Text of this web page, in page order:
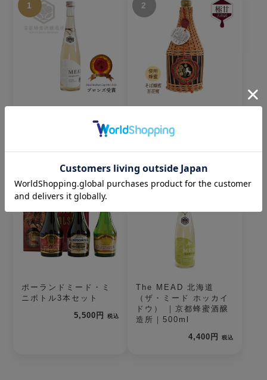
1
ド）｜京都蜂蜜酒醸造
2
3
ポーランドミード・ミ
ニボトル3本セット
5,500円
税込
4
The MEAD 北海道
（ザ・ミード ホッカイ
ドウ） ｜京都蜂蜜酒醸
造所｜500ml
4,400円
税込